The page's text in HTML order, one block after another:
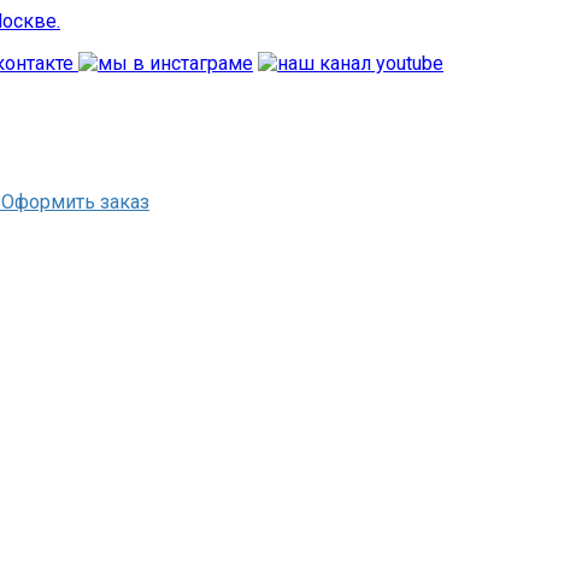
Оформить заказ